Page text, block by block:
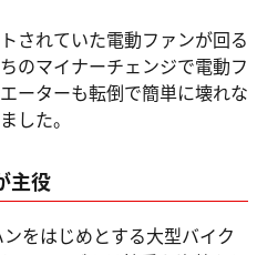
されていた電動ファンが回る
のマイナーチェンジで電動フ
ーターも転倒で簡単に壊れな
した。
主役
をはじめとする大型バイク